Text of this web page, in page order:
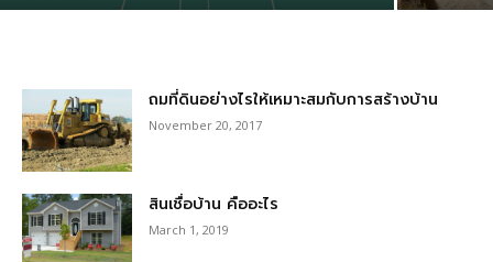
ถมที่ดินอย่างไรให้เหมาะสมกับการสร้างบ้าน
November 20, 2017
สินเชื่อบ้าน คืออะไร
March 1, 2019